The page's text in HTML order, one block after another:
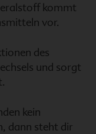
kommt
vor.
des
und sorgt
kein
dann steht dir